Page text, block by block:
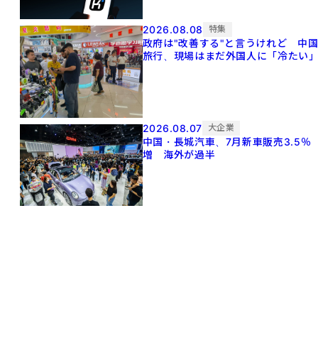
2026.08.08 特集
政府は"改善する"と言うけれど 中国
旅行、現場はまだ外国人に「冷たい
2026.08.07 大企業
中国・長城汽車、7月新車販売3.5％
増 海外が過半